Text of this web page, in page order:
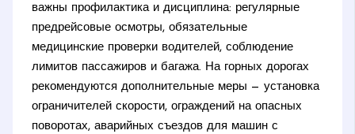
важны профилактика и дисциплина: регулярные
предрейсовые осмотры, обязательные
медицинские проверки водителей, соблюдение
лимитов пассажиров и багажа. На горных дорогах
рекомендуются дополнительные меры — установка
ограничителей скорости, ограждений на опасных
поворотах, аварийных съездов для машин с